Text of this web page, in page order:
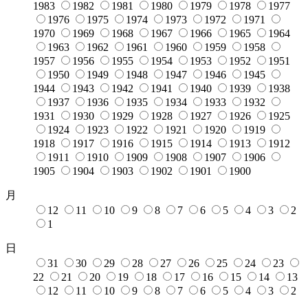
1983
1982 1981 1980 1979 1978
1977
1976
1975 1974 1973 1972
1971
1970
1969 1968 1967 1966 1965
1964
1963
1962 1961 1960 1959
1958
1957
1956 1955 1954 1953 1952
1951
1950
1949 1948 1947 1946
1945
1944
1943 1942 1941 1940 1939
1938
1937
1936 1935 1934 1933
1932
1931
1930 1929 1928 1927 1926
1925
1924
1923 1922 1921 1920
1919
1918
1917 1916 1915 1914 1913
1912
1911
1910 1909 1908 1907
1906
1905
1904 1903 1902 1901 1900
月
12
11 10 9 8 7 6 5 4 3
2
1
日
31
30 29 28 27 26 25 24
23
22
21 20 19 18 17 16 15 14
13
12
11 10 9 8 7 6 5 4 3
2